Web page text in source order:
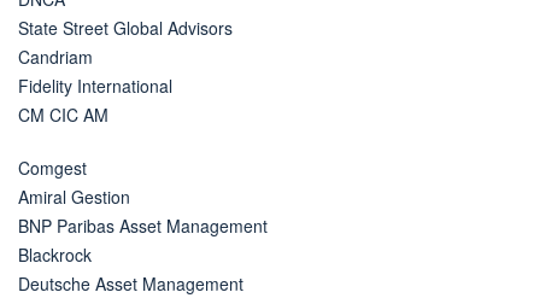
State Street Global Advisors
Candriam
Fidelity International
CM CIC AM
Comgest
Amiral Gestion
BNP Paribas Asset Management
Blackrock
Deutsche Asset Management